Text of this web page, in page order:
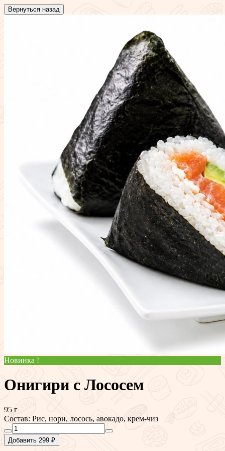
Вернуться назад
Новинка !
Онигири с Лососем
95 г
Состав: Рис, нори, лосось, авокадо, крем-чиз
Добавить 299 ₽